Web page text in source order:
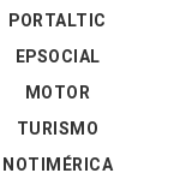
PORTALTIC
EPSOCIAL
MOTOR
TURISMO
NOTIMÉRICA